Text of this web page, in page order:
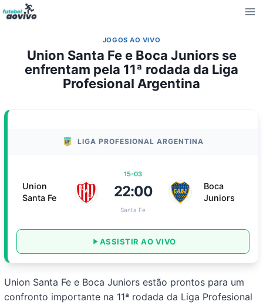
Pular
para
Conteúdo
JOGOS AO VIVO
Union Santa Fe e Boca Juniors se
enfrentam pela 11ª rodada da Liga
Profesional Argentina
LIGA PROFESIONAL ARGENTINA
Union
Santa Fe
15-03
22:00
Santa Fe
Boca
Juniors
ASSISTIR AO VIVO
Union Santa Fe e Boca Juniors estão prontos para um
confronto importante na 11ª rodada da Liga Profesional